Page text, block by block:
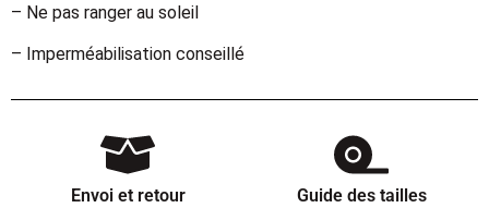
– Ne pas ranger au soleil
– Imperméabilisation conseillé
Envoi et retour
Guide des tailles